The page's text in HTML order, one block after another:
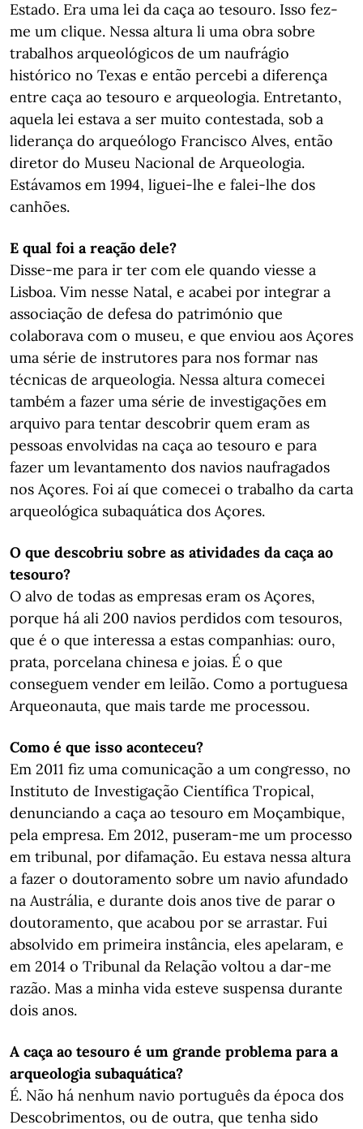
Estado. Era uma lei da caça ao tesouro. Isso fez-
me um clique. Nessa altura li uma obra sobre
trabalhos arqueológicos de um naufrágio
histórico no Texas e então percebi a diferença
entre caça ao tesouro e arqueologia. Entretanto,
aquela lei estava a ser muito contestada, sob a
liderança do arqueólogo Francisco Alves, então
diretor do Museu Nacional de Arqueologia.
Estávamos em 1994, liguei-lhe e falei-lhe dos
canhões.
E qual foi a reação dele?
Disse-me para ir ter com ele quando viesse a
Lisboa. Vim nesse Natal, e acabei por integrar a
associação de defesa do património que
colaborava com o museu, e que enviou aos Açores
uma série de instrutores para nos formar nas
técnicas de arqueologia. Nessa altura comecei
também a fazer uma série de investigações em
arquivo para tentar descobrir quem eram as
pessoas envolvidas na caça ao tesouro e para
fazer um levantamento dos navios naufragados
nos Açores. Foi aí que comecei o trabalho da carta
arqueológica subaquática dos Açores.
O que descobriu sobre as atividades da caça ao
tesouro?
O alvo de todas as empresas eram os Açores,
porque há ali 200 navios perdidos com tesouros,
que é o que interessa a estas companhias: ouro,
prata, porcelana chinesa e joias. É o que
conseguem vender em leilão. Como a portuguesa
Arqueonauta, que mais tarde me processou.
Como é que isso aconteceu?
Em 2011 fiz uma comunicação a um congresso, no
Instituto de Investigação Científica Tropical,
denunciando a caça ao tesouro em Moçambique,
pela empresa. Em 2012, puseram-me um processo
em tribunal, por difamação. Eu estava nessa altura
a fazer o doutoramento sobre um navio afundado
na Austrália, e durante dois anos tive de parar o
doutoramento, que acabou por se arrastar. Fui
absolvido em primeira instância, eles apelaram, e
em 2014 o Tribunal da Relação voltou a dar-me
razão. Mas a minha vida esteve suspensa durante
dois anos.
A caça ao tesouro é um grande problema para a
arqueologia subaquática?
É. Não há nenhum navio português da época dos
Descobrimentos, ou de outra, que tenha sido